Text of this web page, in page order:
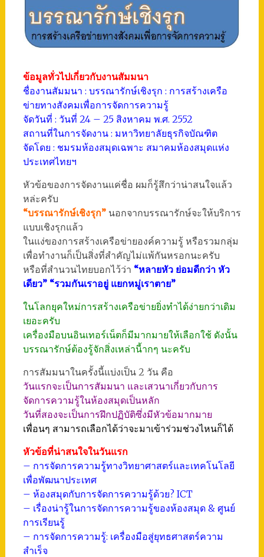
ข้อมูลทั่วไปเกี่ยวกับงานสัมมนา
ชื่องานสัมมนา : บรรณารักษ์เชิงรุก : การสร้างเครือ
ข่ายทางสังคมเพื่อการจัดการความรู้
จัดวันที่ : วันที่ 24 – 25 สิงหาคม พ.ศ. 2552
สถานที่ในการจัดงาน : มหาวิทยาลัยธุรกิจบัณฑิต
จัดโดย : ชมรมห้องสมุดเฉพาะ สมาคมห้องสมุดแห่ง
ประเทศไทยฯ
หัวข้อของการจัดงานแค่ชื่อ ผมก็รู้สึกว่าน่าสนใจแล้ว
หล่ะครับ
“บรรณารักษ์เชิงรุก”นอกจากบรรณารักษ์จะให้บริการ
แบบเชิงรุกแล้ว
ในแง่ของการสร้างเครือข่ายองค์ความรู้ หรือรวมกลุ่ม
เพื่อทำงานก็เป็นสิ่งที่สำคัญไม่แพ้กันหรอกนะครับ
หรือที่สำนวนไทยบอกไว้ว่า “หลายหัว ย่อมดีกว่า หัว
เดียว” “รวมกันเราอยู่ แยกหมู่เราตาย”
ในโลกยุคใหม่การสร้างเครือข่ายยิ่งทำได้ง่ายกว่าเดิม
เยอะครับ
เครื่องมือบนอินเทอร์เน็ตก็มีมากมายให้เลือกใช้ ดังนั้น
บรรณารักษ์ต้องรู้จักสิ่งเหล่านี้ากๆ นะครับ
การสัมมนาในครั้งนี้แบ่งเป็น 2 วัน คือ
วันแรกจะเป็นการสัมมนา และเสวนาเกี่ยวกับการ
จัดการความรู้ในห้องสมุดเป็นหลัก
วันที่สองจะเป็นการฝึกปฏิบัติซึ่งมีหัวข้อมากมาย
เพื่อนๆ สามารถเลือกได้ว่าจะมาเข้าร่วมช่วงไหนก็ได้
หัวข้อที่น่าสนใจในวันแรก
– การจัดการความรู้ทางวิทยาศาสตร์และเทคโนโลยี
เพื่อพัฒนาประเทศ
– ห้องสมุดกับการจัดการความรู้ด้วย? ICT
– เรื่องน่ารู้ในการจัดการความรู้ของห้องสมุด & ศูนย์
การเรียนรู้
– การจัดการความรู้: เครื่องมือสู่ยุทธศาสตร์ความ
สำเร็จ